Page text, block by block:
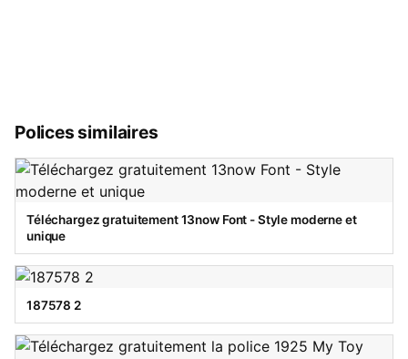
Polices similaires
Téléchargez gratuitement 13now Font - Style moderne et
unique
187578 2